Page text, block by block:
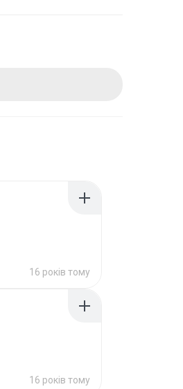
16 років тому
16 років тому